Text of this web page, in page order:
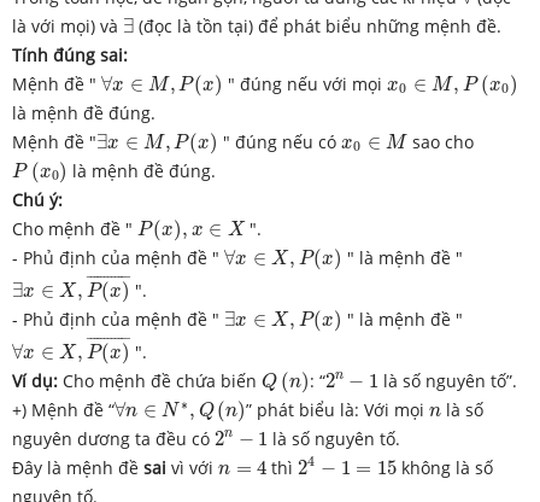
là với mọi) và ∃
∃ (đọc là tồn tại) để phát biểu những mệnh đề.
Tính đúng sai:
Mệnh đề " ∀x ∈ M, P(x)
∀x ∈ M,P (x) " đúng nếu với mọix0 ∈ M, P (x0)
x ∈ M,P (x0)
là mệnh đề đúng.
Mệnh đề "∃x ∈ M, P(x)
∃x ∈M,P (x) " đúng nếu cóx0 ∈ M
x ∈ M sao cho
P (x0)
P(x0
là mệnh đề đúng.
Chú ý:
Cho mệnh đề " P(x), x ∈ X
P(x),x ∈ X
".
- Phủ định của mệnh đề " ∀x ∈ X, P(x)
∀x ∈ X,P x) " là mệnh đề "
∃x ∈ X, ¯¯¯¯¯¯¯¯¯¯¯¯
P(x)
∃x∈ X,P(x)¯
".
- Phủ định của mệnh đề " ∃x ∈ X, P(x)
∃x ∈ X,P x) " là mệnh đề "
∀x ∈ X, ¯¯¯¯¯¯¯¯¯¯¯¯
P(x)
∀ x∈ X,P(x)¯
".
Ví dụ: Cho mệnh đề chứa biến Q (n)
Q n) : “2n − 1
2n 1 là số nguyên tố”.
+) Mệnh đề “∀n ∈ N ∗ , Q (n)
∀n ∈ N∗ Q(n) ” phát biểu là: Với mọin
n là số
nguyên dương ta đều có 2n − 1
2n − 1 là số nguyên tố.
Đây là mệnh đề sai vì với n = 4
n thì24 − 1 = 15
24−1=15
không là số
nguyên tố.